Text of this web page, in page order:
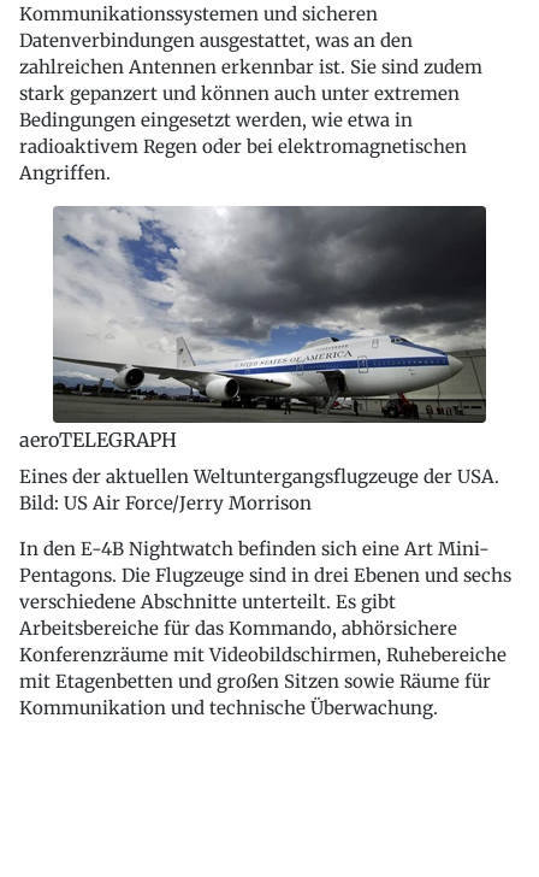
Kommunikationssystemen und sicheren
Datenverbindungen ausgestattet, was an den
zahlreichen Antennen erkennbar ist. Sie sind zudem
stark gepanzert und können auch unter extremen
Bedingungen eingesetzt werden, wie etwa in
radioaktivem Regen oder bei elektromagnetischen
Angriffen.
aeroTELEGRAPH
Eines der aktuellen Weltuntergangsflugzeuge der USA.
Bild: US Air Force/Jerry Morrison
In den E-4B Nightwatch befinden sich eine Art Mini-
Pentagons. Die Flugzeuge sind in drei Ebenen und sechs
verschiedene Abschnitte unterteilt. Es gibt
Arbeitsbereiche für das Kommando, abhörsichere
Konferenzräume mit Videobildschirmen, Ruhebereiche
mit Etagenbetten und großen Sitzen sowie Räume für
Kommunikation und technische Überwachung.